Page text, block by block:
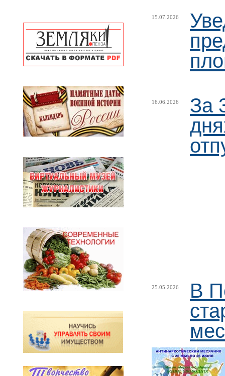
15.07.2026
16.06.2026
За
25.05.2026
В